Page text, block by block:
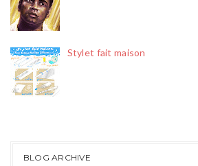
Stylet fait maison
BLOG ARCHIVE